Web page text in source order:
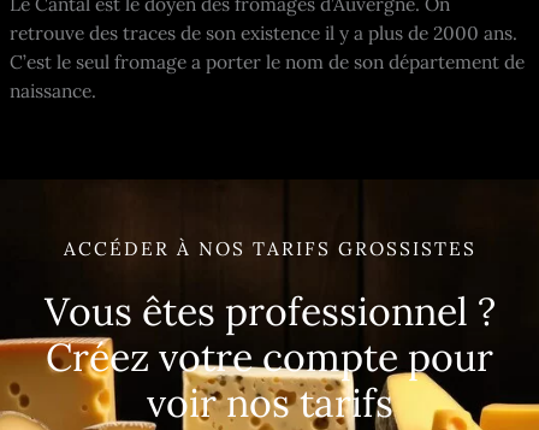
retrouve des traces de son existence il y a plus de 2000 ans.
C’est le seul fromage a porter le nom de son département de
naissance.
ACCÉDER À NOS TARIFS GROSSISTES
Vous êtes professionnel ?
Créez votre compte pour
voir nos tarifs